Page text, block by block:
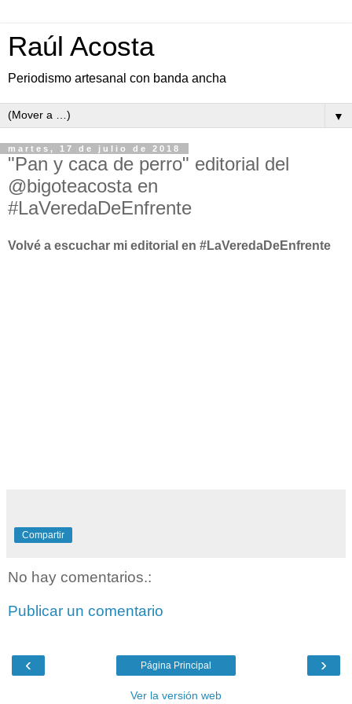
Raúl Acosta
Periodismo artesanal con banda ancha
▼
martes, 17 de julio de 2018
"Pan y caca de perro" editorial del
@bigoteacosta en
#LaVeredaDeEnfrente
Volvé a escuchar mi editorial en #LaVeredaDeEnfrente
Compartir
No hay comentarios.:
Publicar un comentario
‹ ›
Página Principal
Ver la versión web